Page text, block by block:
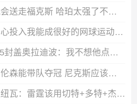
夏普：马刺早晚会送走福克斯 哈珀太强了不能总让他打替补
迪班萨：若全身心投入我能成很好的网球运动员 但我要训练一年
詹姆斯谈18年G5封盖奥拉迪波：我不想他点名其他队友 就提前换防
帕森斯：如果布伦森能带队夺冠 尼克斯应该给他建雕像
送走二少？维拉纽瓦：雷霆该用切特+多特+杰伦威去换字母哥